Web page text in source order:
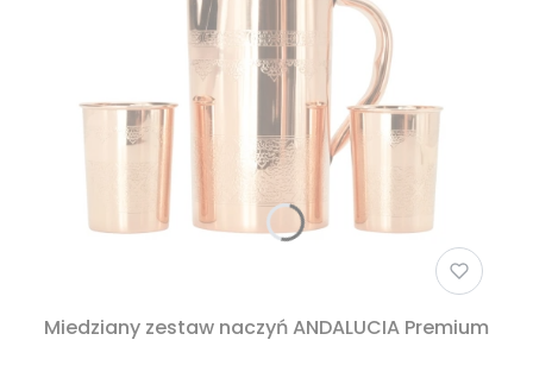
Miedziany zestaw naczyń ANDALUCIA Premium